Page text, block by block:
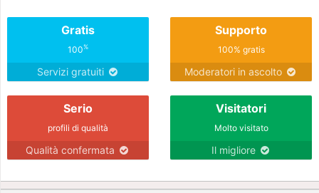
Gratis
100%
Servizi gratuiti
Supporto
100% gratis
Moderatori in ascolto
Serio
profili di qualità
Qualità confermata
Visitatori
Molto visitato
Il migliore